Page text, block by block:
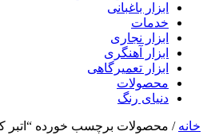
ابزار باغبانی
خدمات
ابزار نجاری
ابزار آهنگری
ابزار تعمیرگاهی
محصولات
دنیای رنگ
خانه / محصولات برچسب خورده “اتبر